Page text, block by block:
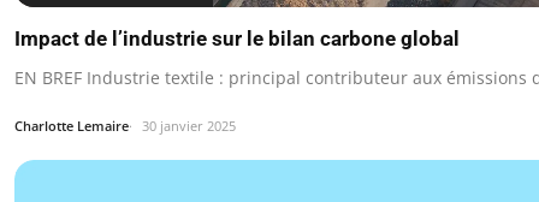
Impact de l’industrie sur le bilan carbone global
EN BREF Industrie textile : principal contributeur aux émissions
Charlotte Lemaire 30 janvier 2025